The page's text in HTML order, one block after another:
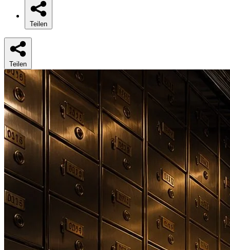
Teilen
Teilen